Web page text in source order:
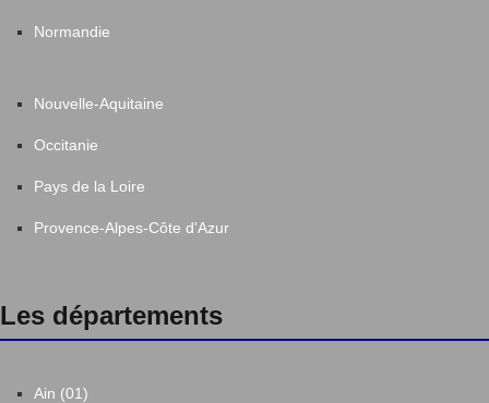
Normandie
Nouvelle-Aquitaine
Occitanie
Pays de la Loire
Provence-Alpes-Côte d'Azur
Les départements
Ain (01)